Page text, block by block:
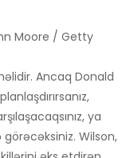
Moore / Getty
Ancaq Donald
ya
Wilson,